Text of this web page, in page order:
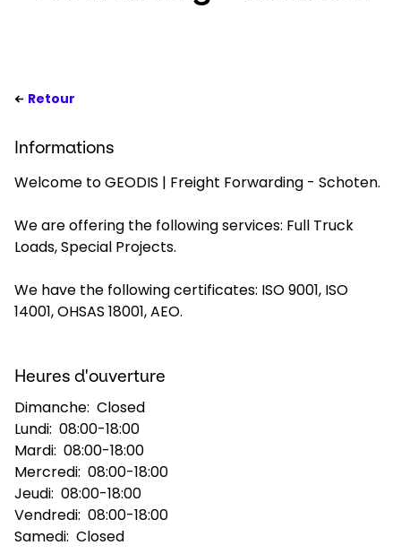
Suivre un envoi
Sélectionnez votre pays et langue
Belgium​ - FR
Retour
Informations
Welcome to GEODIS | Freight Forwarding - Schoten.
We are offering the following services: Full Truck
Loads, Special Projects.
We have the following certificates: ISO 9001, ISO
14001, OHSAS 18001, AEO.
Heures d'ouverture
Dimanche: Closed
Lundi: 08:00-18:00
Mardi: 08:00-18:00
Mercredi: 08:00-18:00
Jeudi: 08:00-18:00
Vendredi: 08:00-18:00
Samedi: Closed